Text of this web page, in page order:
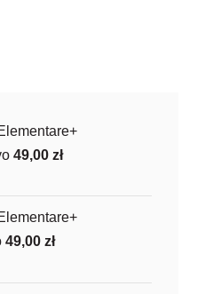
49,00zł
49,00zł